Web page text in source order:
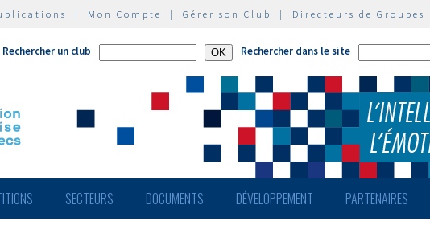
| Mon Compte | Gérer son Club | Directeurs de Groupes
Rechercher un club Rechercher dans le site
SECTEURS DOCUMENTS DÉVELOPPEMENT PARTENAIRES